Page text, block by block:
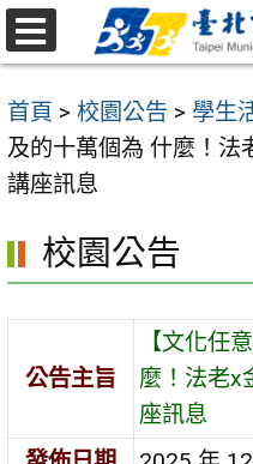
跳
至
要
內
容
首頁 > 校園公告 > 學生
及的十萬個為 什麼！法
講座訊息
校園公告
公告主旨
【文化任
麼！法老x
座訊息
選
單